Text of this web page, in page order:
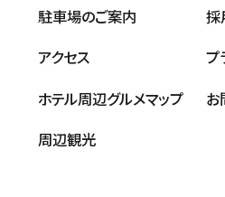
駐車場のご案内
アクセス
ホテル周辺グルメマップ
周辺観光
採
プ
お